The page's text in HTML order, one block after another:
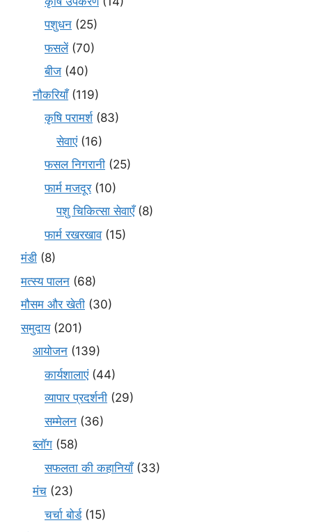
पशुधन (25)
फसलें(70)
बीज (40)
नौकरियाँ(119)
कृषि परामर्श(83)
सेवाएं(16)
फसल निगरानी (25)
फार्म मजदूर(10)
पशु चिकित्सा सेवाएँ(8)
फार्म रखरखाव(15)
मंडी (8)
मत्स्य पालन (68)
मौसम और खेती (30)
समुदाय(201)
आयोजन (139)
कार्यशालाएं(44)
व्यापार प्रदर्शनी (29)
सम्मेलन (36)
ब्लॉग (58)
सफलता की कहानियाँ(33)
मंच (23)
चर्चा बोर्ड(15)